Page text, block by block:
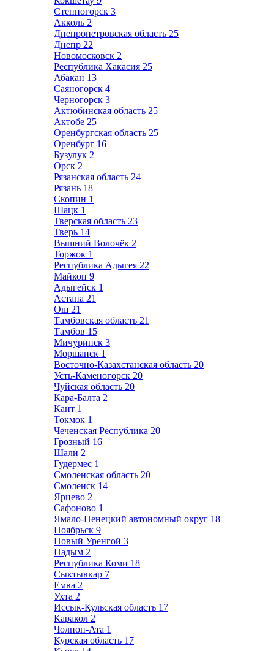
Степногорск 3
Акколь 2
Днепропетровская область 25
Днепр 22
Новомосковск 2
Республика Хакасия 25
Абакан 13
Саяногорск 4
Черногорск 3
Актюбинская область 25
Актобе 25
Оренбургская область 25
Оренбург 16
Бузулук 2
Орск 2
Рязанская область 24
Рязань 18
Скопин 1
Шацк 1
Тверская область 23
Тверь 14
Вышний Волочёк 2
Торжок 1
Республика Адыгея 22
Майкоп 9
Адыгейск 1
Астана 21
Ош 21
Тамбовская область 21
Тамбов 15
Мичуринск 3
Моршанск 1
Восточно-Казахстанская область 20
Усть-Каменогорск 20
Чуйская область 20
Кара-Балта 2
Кант 1
Токмок 1
Чеченская Республика 20
Грозный 16
Шали 2
Гудермес 1
Смоленская область 20
Смоленск 14
Ярцево 2
Сафоново 1
Ямало-Ненецкий автономный округ 18
Ноябрьск 9
Новый Уренгой 3
Надым 2
Республика Коми 18
Сыктывкар 7
Емва 2
Ухта 2
Иссык-Кульская область 17
Каракол 2
Чолпон-Ата 1
Курская область 17